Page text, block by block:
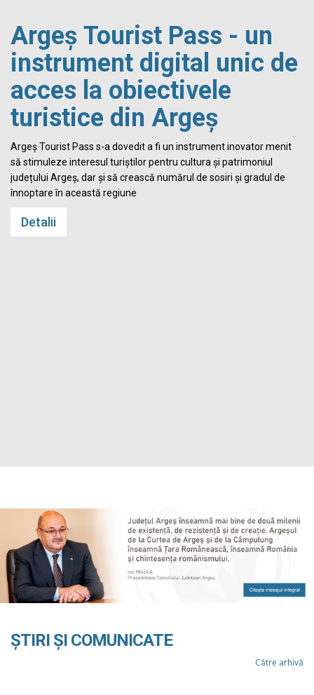
Argeș Tourist Pass - un
instrument digital unic de
acces la obiectivele
turistice din Argeș
Argeș Tourist Pass s-a dovedit a fi un instrument inovator menit
să stimuleze interesul turiștilor pentru cultura și patrimoniul
județului Argeș, dar și să crească numărul de sosiri și gradul de
înnoptare în această regiune
Detalii
ȘTIRI ȘI COMUNICATE
Către arhivă